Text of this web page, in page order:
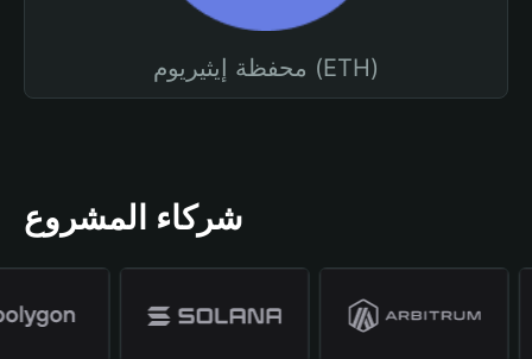
محفظة إيثيريوم (ETH)
شركاء المشروع